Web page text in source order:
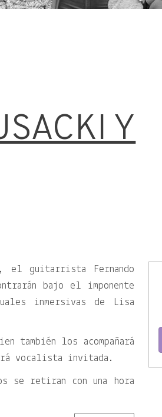
Y
el guitarrista Fernando
bajo el imponente
inmersivas de Lisa
también los acompañará
vocalista invitada.
se retiran con una hora